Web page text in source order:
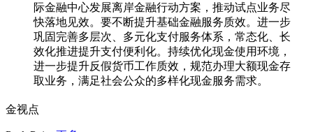
际金融中心发展离岸金融行动方案，推动试点业务尽
快落地见效。要不断提升基础金融服务质效。进一步
巩固完善多层次、多元化支付服务体系，常态化、长
效化推进提升支付便利化。持续优化现金使用环境，
进一步提升反假货币工作质效，规范办理大额现金存
取业务，满足社会公众的多样化现金服务需求。
金视点